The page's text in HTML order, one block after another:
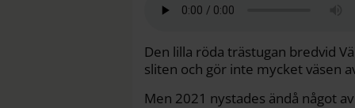
b
k
t
k
Den lilla röda trästugan bredvid
sliten och gör inte mycket väsen
Men 2021 nystades ändå något